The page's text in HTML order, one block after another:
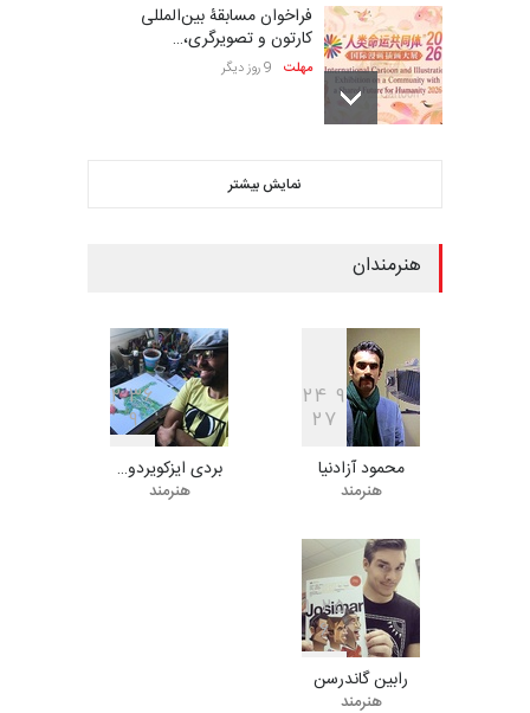
فراخوان مسابقۀ بین‌المللی
کارتون و تصویرگری،…
مهلت 9 روز دیگر
ششمین جشنواره بین‌المللی
کاریکاتور CIK Damad…
بیست و هشتمین مسابقه
بین‌المللی کارتون لهستا…
ششمین جشنوارۀ بین‌المللی
کارتون «لبخند دریا»…
دهمین جشنوارۀ بین‌المللی
کارتون گالوی ، ایرل…
نمایش بیشتر
هنرمندان
24 9
27
محمود آزادنیا
هنرمند
236
9
بردی ایزکویردو…
هنرمند
125
6
رابین گاندرسن
هنرمند